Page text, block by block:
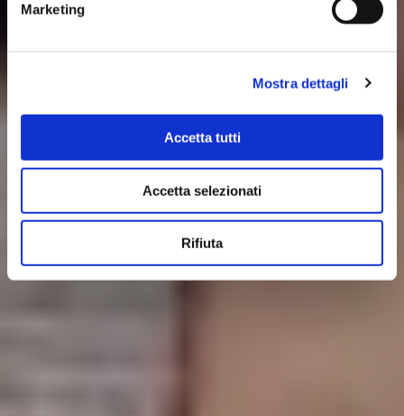
Marketing
Mostra dettagli
Accetta tutti
Accetta selezionati
Rifiuta